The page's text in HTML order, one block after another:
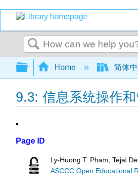
Search
Expand/collapse
Home 简体
9.3: 信息系统操作
Page ID
Ly-Huong T. Pham, Tejal
ASCCC Open Educational